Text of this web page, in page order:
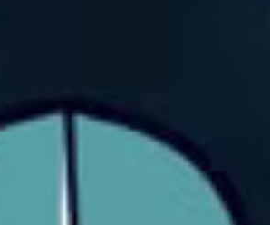
Citations
Comments